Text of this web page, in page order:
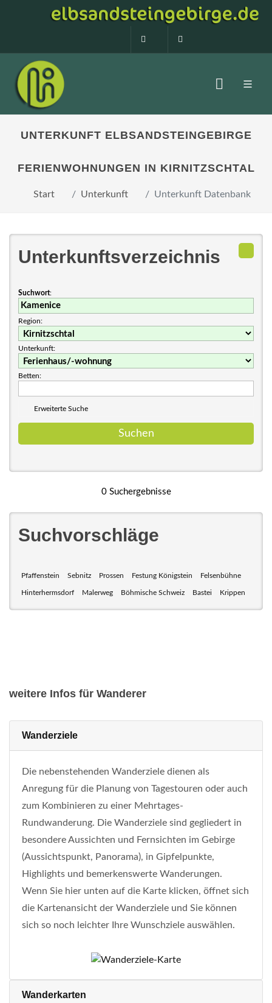
0160 99873408
UNTERKUNFT ELBSANDSTEINGEBIRGE
FERIENWOHNUNGEN IN KIRNITZSCHTAL
Start Unterkunft Unterkunft Datenbank
Unterkunftsverzeichnis
Suchwort:
Region:
Unterkunft:
Betten:
Erweiterte Suche
0 Suchergebnisse
Suchvorschläge
Pfaffenstein Sebnitz Prossen Festung Königstein Felsenbühne
Hinterhermsdorf Malerweg Böhmische Schweiz Bastei Krippen
weitere Infos für Wanderer
Wanderziele
Die nebenstehenden Wanderziele dienen als
Anregung für die Planung von Tagestouren oder auch
zum Kombinieren zu einer Mehrtages-
Rundwanderung. Die Wanderziele sind gegliedert in
besondere Aussichten und Fernsichten im Gebirge
(Aussichtspunkt, Panorama), in Gipfelpunkte,
Highlights und bemerkenswerte Wanderungen.
Wenn Sie hier unten auf die Karte klicken, öffnet sich
die Kartenansicht der Wanderziele und Sie können
sich so noch leichter Ihre Wunschziele auswählen.
Wanderkarten